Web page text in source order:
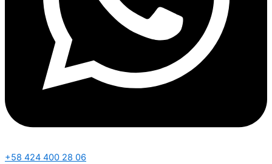
+58 424 400 28 06